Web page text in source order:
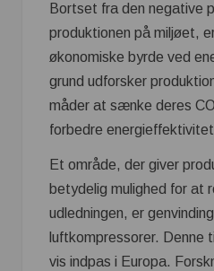
Bortset fra den negative
produktionen på miljøet,
økonomiske byrde ved
grund udforsker
måder at sænke deres
forbedre
Et område, der giver
betydelig mulighed for at
udledningen, er
luftkompressorer. Denne
vis indpas i Europa.